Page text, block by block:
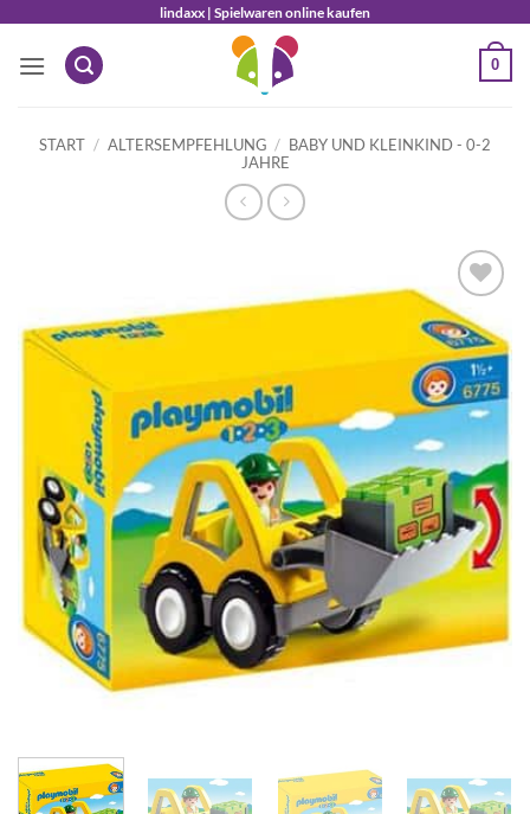
springen
lindaxx | Spielwaren online kaufen
0
START / ALTERSEMPFEHLUNG / BABY UND KLEINKIND - 0-2
JAHRE
Auf die
Wunschliste